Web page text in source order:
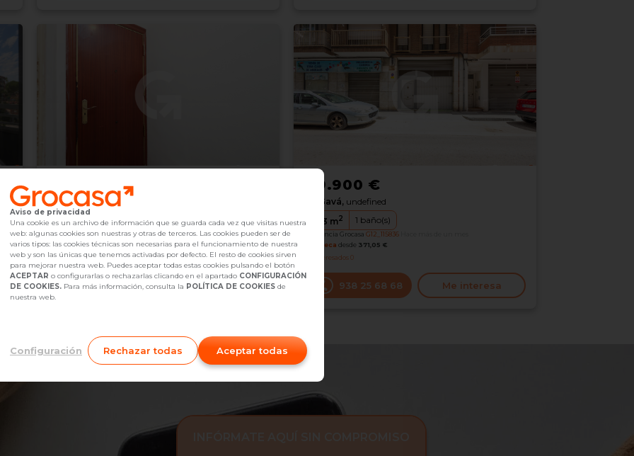
199.900 €
Gavá, undefined
63m 3Hab. 1baño(s)
Referencia GrocasaG12_354139hace 1 semana
Hipotecadesde614,01 €
Interesados0
938 25 68 68 Me interesa
119.900 €
Gavá, undefined
273 m2 1 baño(s)
Referencia Grocasa G12_115836
Hipoteca desde 371,05 €
Interesados0
938 25 68 68 Me interesa
Aviso de privacidad
Una cookie es un archivo de información que se guarda cada vez que visitas nuestra
web: algunas cookies son nuestras y otras de terceros. Las cookies pueden ser de
varios tipos: las cookies técnicas son necesarias para el funcionamiento de nuestra
web y son las únicas que tenemos activadas por defecto. El resto de cookies sirven
para mejorar nuestra web. Puedes aceptar todas estas cookies pulsando el botón
ACEPTAR o configurarlas o rechazarlas clicando en el apartado CONFIGURACIÓN
DE COOKIES. Para más información, consulta la POLÍTICA DE COOKIES de
nuestra web.
Configuración Rechazar todas Aceptar todas